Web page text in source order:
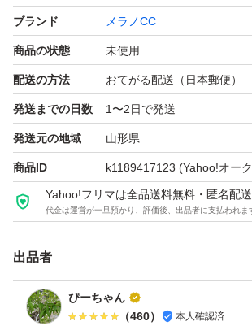
ブランド メラノCC
商品の状態 未使用
配送の方法 おてがる配送（日本郵便）
発送までの日数 1〜2日で発送
発送元の地域 山形県
商品ID k1189417123 (Yahoo!オー
Yahoo!フリマは全品送料無料・匿名配送
代金は運営が一旦預かり、評価後、出品者に支払われま
出品者
ぴーちゃん
（460） 本人確認済